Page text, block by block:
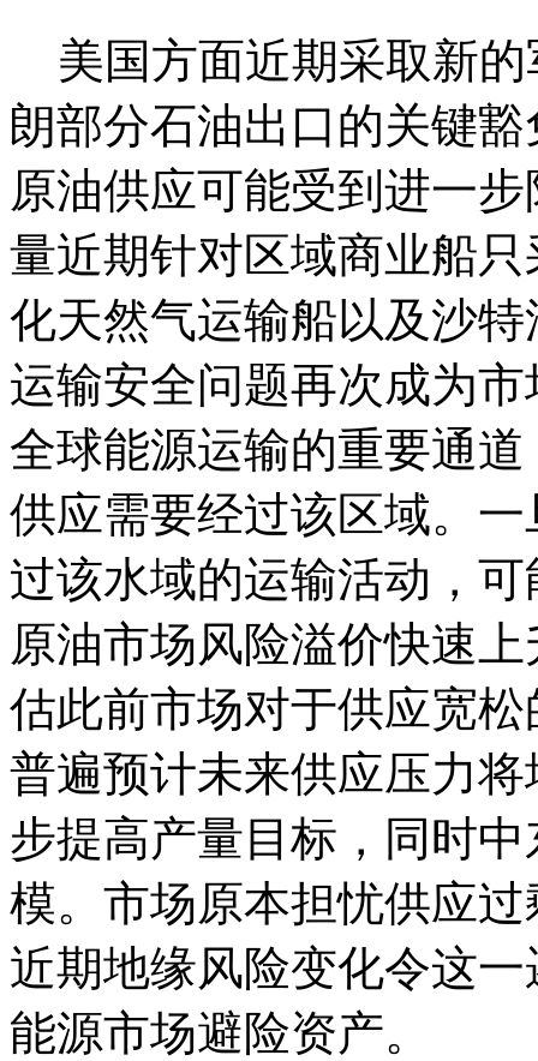
美国方面近期采取新的
朗部分石油出口的关键
原油供应可能受到进一
量近期针对区域商业船
化天然气运输船以及沙
运输安全问题再次成
全球能源运输的重要通
供应需要经过该区域。
过该水域的运输活动，
原油市场风险溢价快速
估此前市场对于供应
普遍预计未来供应压力
步提高产量目标，同时
模。市场原本担忧供应
近期地缘风险变化令这
能源市场避险资产。